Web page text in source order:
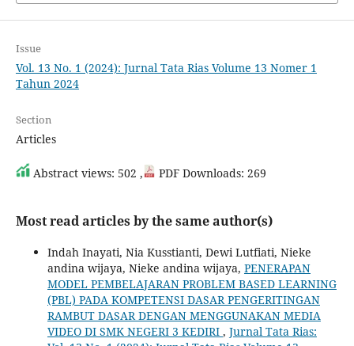
Issue
Vol. 13 No. 1 (2024): Jurnal Tata Rias Volume 13 Nomer 1
Tahun 2024
Section
Articles
Abstract views: 502 , PDF Downloads: 269
Most read articles by the same author(s)
Indah Inayati, Nia Kusstianti, Dewi Lutfiati, Nieke
andina wijaya, Nieke andina wijaya, PENERAPAN
MODEL PEMBELAJARAN PROBLEM BASED LEARNING
(PBL) PADA KOMPETENSI DASAR PENGERITINGAN
RAMBUT DASAR DENGAN MENGGUNAKAN MEDIA
VIDEO DI SMK NEGERI 3 KEDIRI , Jurnal Tata Rias: